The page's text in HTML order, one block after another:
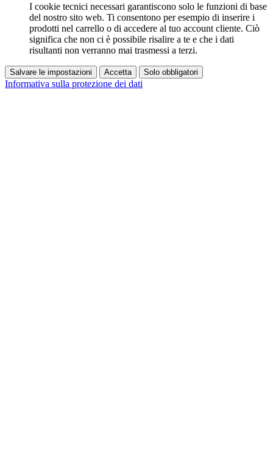
I cookie tecnici necessari garantiscono solo le funzioni di base
del nostro sito web. Ti consentono per esempio di inserire i
prodotti nel carrello o di accedere al tuo account cliente. Ciò
significa che non ci è possibile risalire a te e che i dati
risultanti non verranno mai trasmessi a terzi.
Salvare le impostazioni Accetta Solo obbligatori
Informativa sulla protezione dei dati